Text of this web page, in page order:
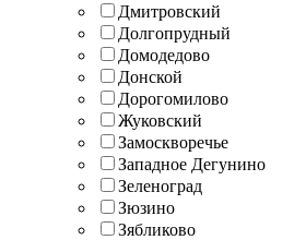
Дмитровский
Долгопрудный
Домодедово
Донской
Дорогомилово
Жуковский
Замоскворечье
Западное Дегунино
Зеленоград
Зюзино
Зябликово